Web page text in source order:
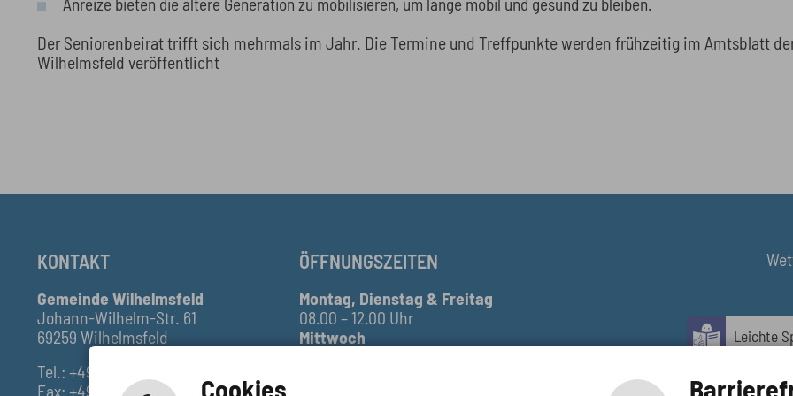
Der Seniorenbeirat trifft sich mehrmals im Jahr. Die Termine und Treffpunkte werden frühzeitig im Amtsblatt
Wilhelmsfeld veröffentlicht
KONTAKT
Gemeinde Wilhelmsfeld
Johann-Wilhelm-Str. 61
69259 Wilhelmsfeld
Tel.: +49 (0) 6220 509-0
Fax: +49 (0) 6220 509-35
ÖFFNUNGSZEITEN
Montag, Dienstag & Freitag
08.00 – 12.00 Uhr
Mittwoch
Leichte
Cookies